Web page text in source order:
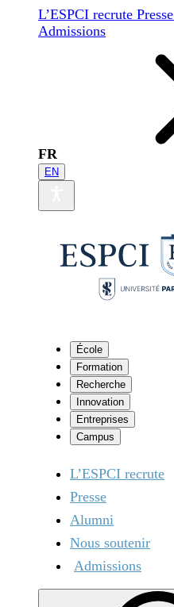
L’ESPCI recrute Presse
Admissions
FR
EN
École
Formation
Recherche
Innovation
Entreprises
Campus
L’ESPCI recrute
Presse
Alumni
Nous soutenir
Admissions